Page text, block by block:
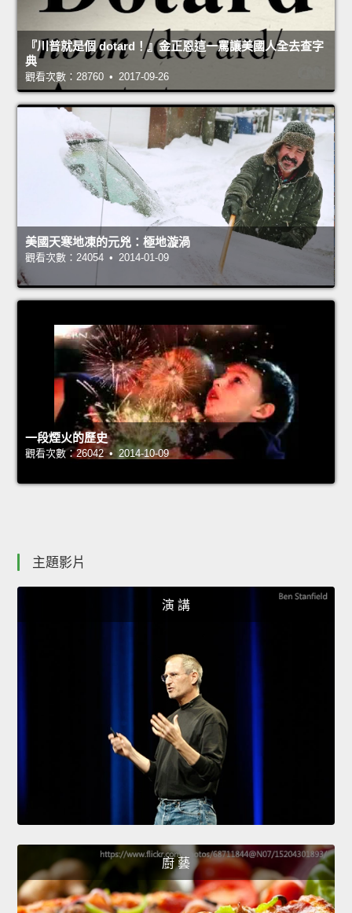
『川普就是個 dotard！』金正恩這一罵讓美國人全去查字
典
觀看次數：28760 • 2017-09-26
美國天寒地凍的元兇：極地漩渦
觀看次數：24054 • 2014-01-09
一段煙火的歷史
觀看次數：26042 • 2014-10-09
主題影片
演 講
廚 藝